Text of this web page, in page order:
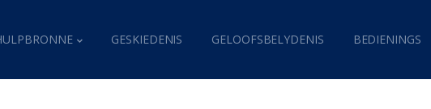
GESKIEDENIS GELOOFSBELYDENIS BEDIENINGS